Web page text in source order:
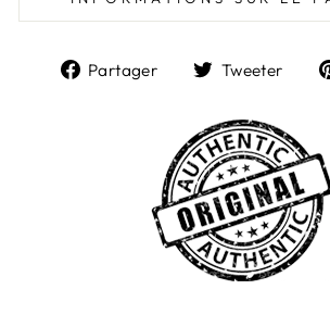
Partager
Partager
Facebook
Tweeter